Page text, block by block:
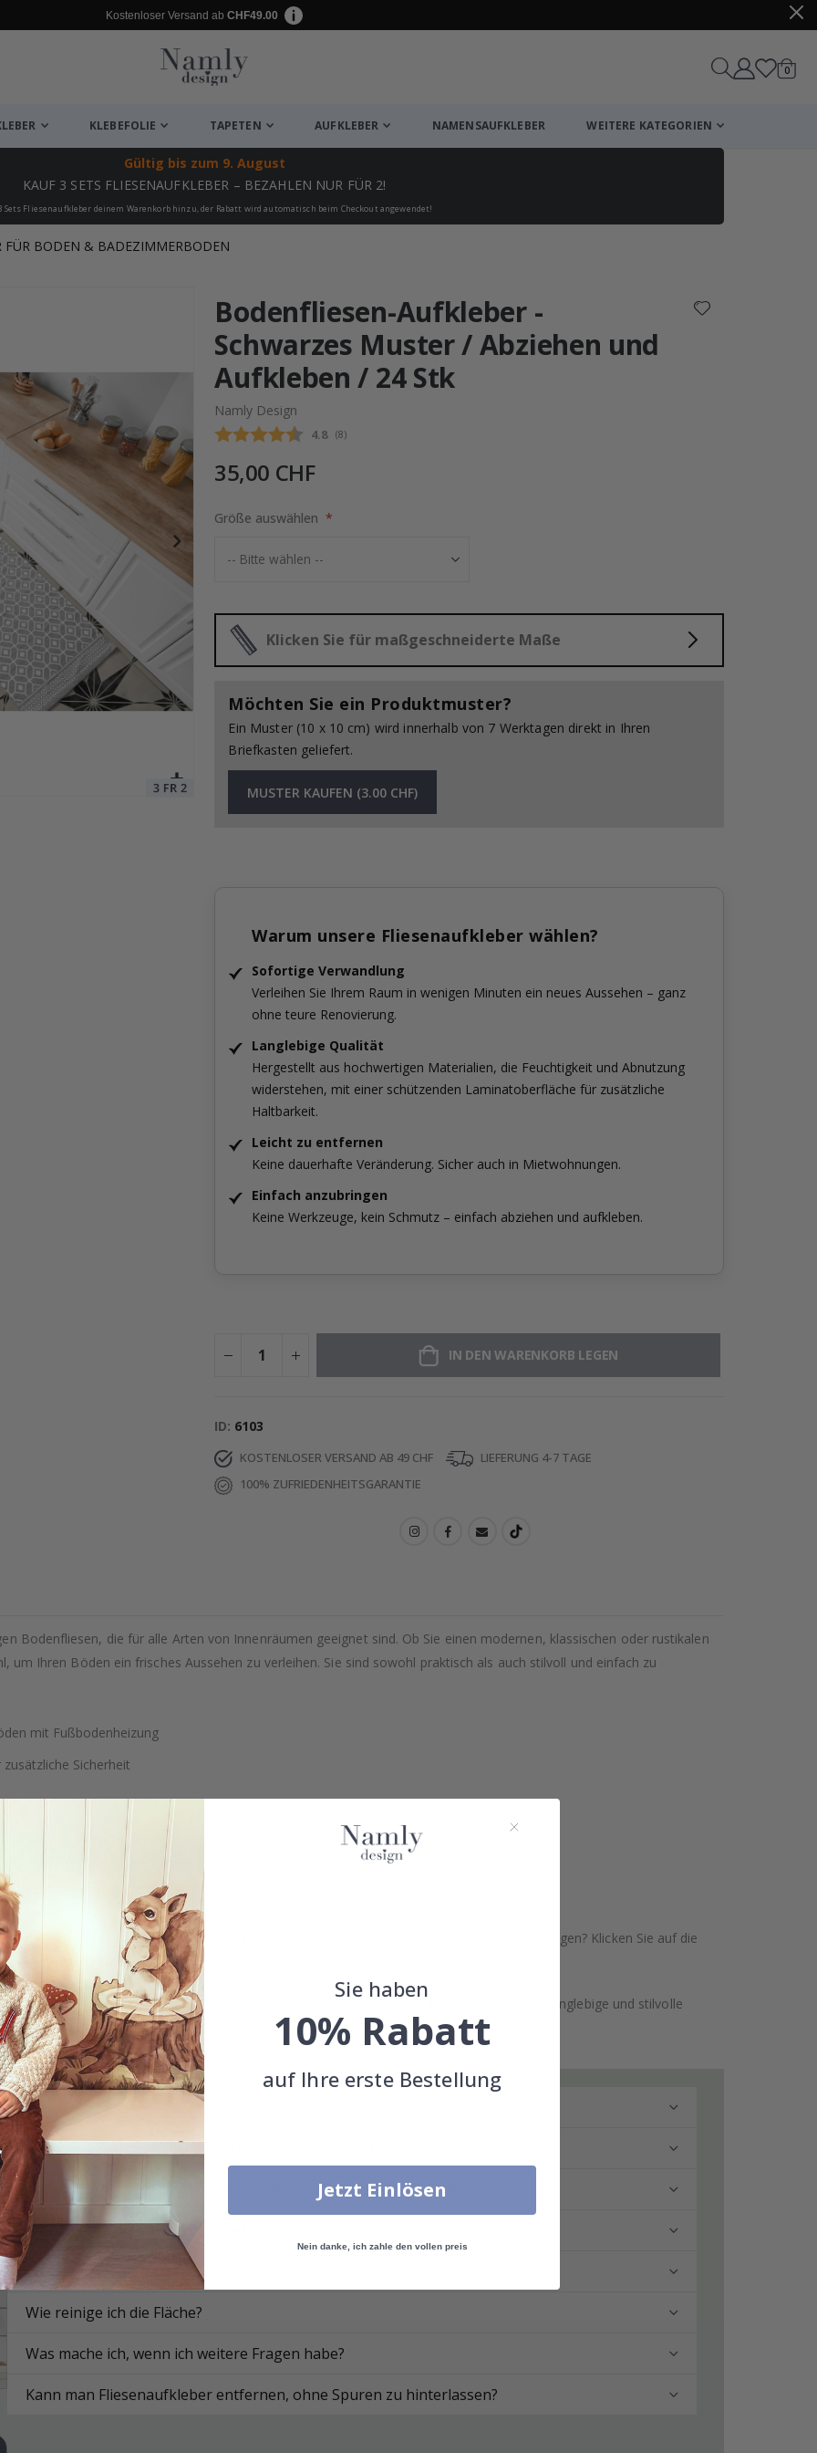
Kostenloser Versand ab CHF49.00
Wagen
0
KLEBEFOLIE TAPETEN AUFKLEBER NAMENSAUFKLEBER WEITERE KATEGORIEN
Gültig bis zum 9. August
KAUF 3 SETS FLIESENAUFKLEBER – BEZAHLEN NUR FÜR 2!
Sets Fliesenaufkleber deinem Warenkorb hinzu, der Rabatt wird automatisch beim Checkout angewendet!
FÜR BODEN & BADEZIMMERBODEN
- Wo alles begann
Price
Bodenfliesen-Aufkleber -
Schwarzes Muster / Abziehen und
Aufkleben / 24 Stk
Namly Design
Durchschnittliche Bewertung:
4.8 (abgegebene bewertungen:
8)
35,00 CHF
Größe auswählen
Klicken Sie für maßgeschneiderte Maße
Möchten Sie ein Produktmuster?
Ein Muster (10 x 10 cm) wird innerhalb von 7 Werktagen direkt in Ihren
Briefkasten geliefert.
MUSTER KAUFEN (3.00 CHF)
Warum unsere Fliesenaufkleber wählen?
Sofortige Verwandlung
Verleihen Sie Ihrem Raum in wenigen Minuten ein neues Aussehen – ganz
ohne teure Renovierung.
Langlebige Qualität
Hergestellt aus hochwertigen Materialien, die Feuchtigkeit und Abnutzung
widerstehen, mit einer schützenden Laminatoberfläche für zusätzliche
Haltbarkeit.
Leicht zu entfernen
Keine dauerhafte Veränderung. Sicher auch in Mietwohnungen.
Einfach anzubringen
Keine Werkzeuge, kein Schmutz – einfach abziehen und aufkleben.
IN DEN WARENKORB LEGEN
ID 6103
KOSTENLOSER VERSAND AB 49 CHF
LIEFERUNG 4-7 TAGE
100% ZUFRIEDENHEITSGARANTIE
Bodenfliesen, die für alle Arten von Innenräumen geeignet sind. Ob Sie einen modernen, klassischen oder rustikalen
um Ihren Böden ein frisches Aussehen zu verleihen. Sie sind sowohl praktisch als auch stilvoll und einfach zu
mit Fußbodenheizung
Sicherheit
harten Oberflächen verlegt werden
Druck
um sich vor Ihrer Entscheidung ein Bild zu machen. Haben Sie spezielle Größenanforderungen? Klicken Sie auf die
die genau Ihren Bedürfnissen entspricht.
was sie ideal für alle harten Oberflächen macht. Sie verleihen Ihrem Zuhause eine langlebige und stilvolle
mit Fußbodenheizung verwendet werden, für zusätzlichen Komfort und Funktionalität.
Was sind Fliesenaufkleber?
Funktionieren die Aufkleber in der Küche oder im Bad?
Auf welchen Oberflächen kann ich Fliesenaufkleber anbringen?
Wie bringe ich die Fliesenaufkleber an?
Wie werden die Fliesenaufkleber geliefert?
Wie reinige ich die Fläche?
Was mache ich, wenn ich weitere Fragen habe?
Kann man Fliesenaufkleber entfernen, ohne Spuren zu hinterlassen?
Sie haben
10% Rabatt
auf Ihre erste Bestellung
Jetzt Einlösen
Nein danke, ich zahle den vollen preis